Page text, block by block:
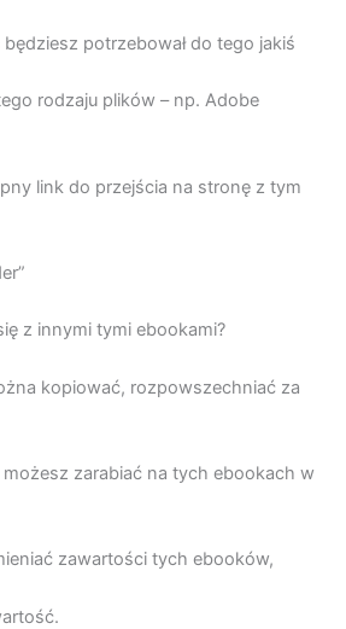
potrzebował do tego jakiś
rodzaju plików – np. Adobe
link do przejścia na stronę z tym
z innymi tymi ebookami?
kopiować, rozpowszechniać za
zarabiać na tych ebookach w
zawartości tych ebooków,